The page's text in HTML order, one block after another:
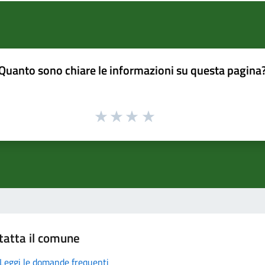
sono chiare le informazioni su questa
il comune
Leggi le domande frequenti